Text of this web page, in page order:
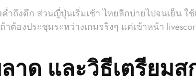
งดึก ส่วนญี่ปุ่นเริ่มเช้า ไทยลีกบ่ายไปจนเย็น ใช้
ต้องประชุมระหว่างเกมจริงๆ แค่เข้าหน้า
ด และวิธีเตรียมส